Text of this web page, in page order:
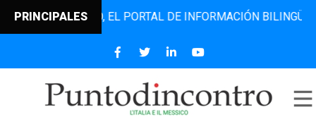
PRINCIPALESEL PORTAL DE INFORMACIÓN BILINGÜE QUE